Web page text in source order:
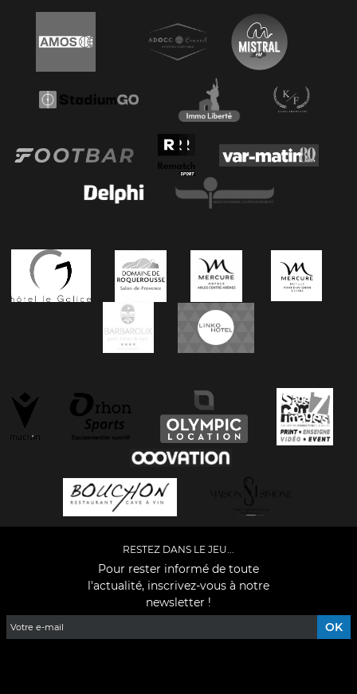
RESTEZ DANS LE JEU...
Pour rester informé de toute
l'actualité, inscrivez-vous à notre
newsletter !